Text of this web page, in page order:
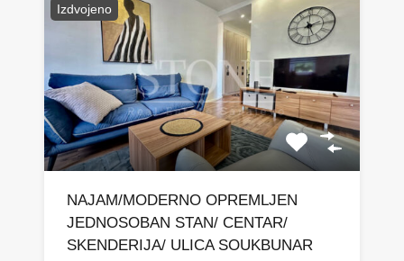
Izdvojeno
NAJAM/MODERNO OPREMLJEN
JEDNOSOBAN STAN/ CENTAR/
SKENDERIJA/ ULICA SOUKBUNAR